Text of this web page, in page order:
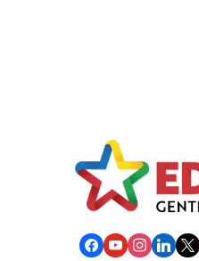
facebook
youtubeinstagram
linkedin
x